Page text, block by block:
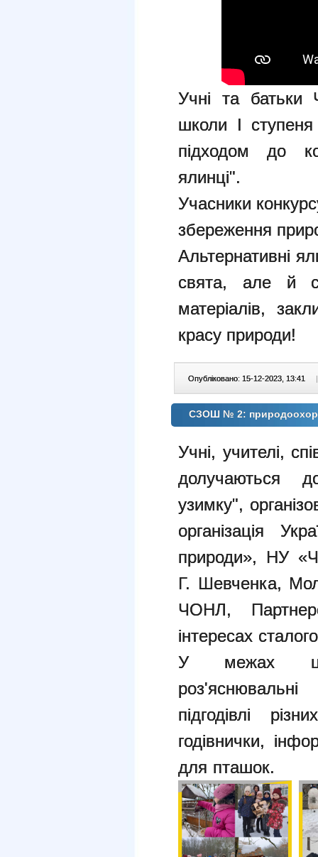
Учні та батьки
школи I
підходом до
ялинці".
Учасники
збереження
Альтернативні
свята, але й
матеріалів,
красу природи!
Опубліковано: 15-12-2023, 13:41 |
СЗОШ № 2:
Учні, учителі,
долучаються
узимку",
організація
природи», НУ
Г. Шевченка,
ЧОНЛ,
інтересах
У межах
підгодівлі
годівнички,
для пташок.